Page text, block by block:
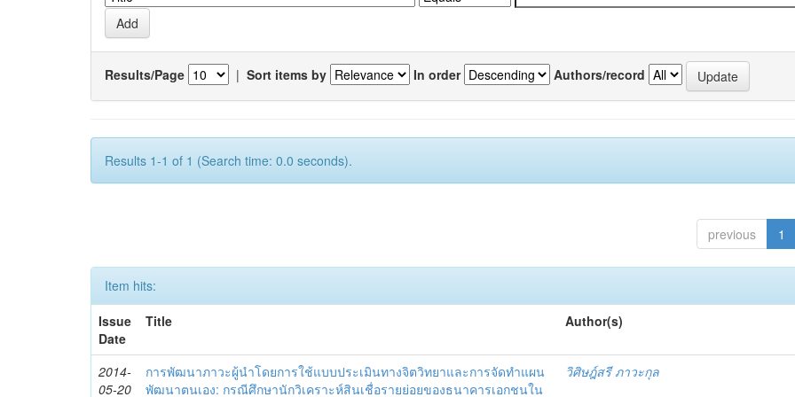
Results/Page | Sort items by In order Authors/record
Results 1-1 of 1 (Search time: 0.0 seconds).
previous 1
Item hits:
Issue
Date
Title Author(s)
2014-
05-20
การพัฒนาภาวะผู้นำโดยการใช้แบบประเมินทางจิตวิทยาและการจัดทำแผน
พัฒนาตนเอง: กรณีศึกษานักวิเคราะห์สินเชื่อรายย่อยของธนาคารเอกชนใน
วิศิษฎ์สรี ภาวะกุล